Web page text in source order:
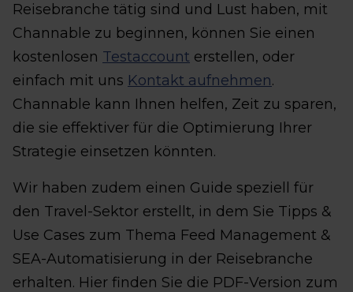
Reisebranche tätig sind und Lust haben, mit
Channable zu beginnen, können Sie einen
kostenlosen Testaccount erstellen, oder
einfach mit uns Kontakt aufnehmen.
Channable kann Ihnen helfen, Zeit zu sparen,
die sie effektiver für die Optimierung Ihrer
Strategie einsetzen könnten.
Wir haben zudem einen Guide speziell für
den Travel-Sektor erstellt, in dem Sie Tipps &
Use Cases zum Thema Feed Management &
SEA-Automatisierung in der Reisebranche
erhalten. Hier finden Sie die PDF-Version zum